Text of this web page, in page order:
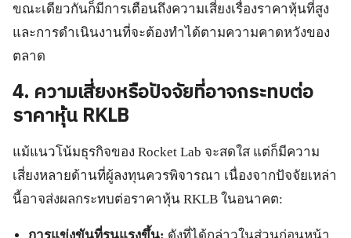
ขณะเดียวกันก็มีการเตือนถึงความเสี่ยงเรื่องราคาหุ้นที่สูง
และการดำเนินงานที่จะต้องทำได้ตามความคาดหวังของ
ตลาด
4. ความเสี่ยงหรือปัจจัยที่อาจกระทบต่อ
ราคาหุ้น RKLB
แม้แนวโน้มธุรกิจของ Rocket Lab จะสดใส แต่ก็มีความ
เสี่ยงหลายด้านที่ผู้ลงทุนควรพิจารณา เนื่องจากปัจจัยเหล่า
นี้อาจส่งผลกระทบต่อราคาหุ้น RKLB ในอนาคต:
การแข่งขันที่รุนแรงขึ้น: ดังที่ได้กล่าวในส่วนก่อนหน้า